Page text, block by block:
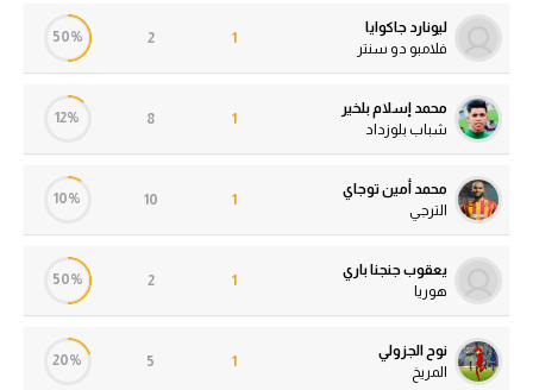
تحليل في الجول
كويز في الجول
فيديو في الجول
كويز في الجول
فيديو في الجول
ليونارد جاكوايا
فلامبو دو سنتر
1
2
50%
محمد إسلام بلخير
شباب بلوزداد
1
8
12%
محمد أمين توجاي
الترجي
1
10
10%
يعقوب جنجنا باري
هوريا
1
2
50%
نوح الجزولي
المريخ
1
5
20%